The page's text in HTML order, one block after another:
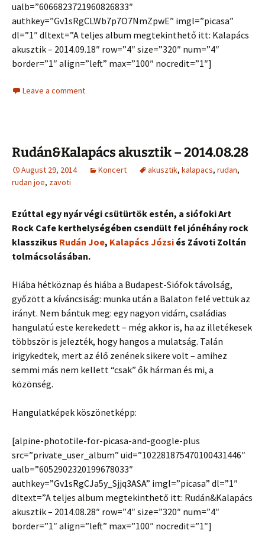
ualb=”6066823721960826833″
authkey=”Gv1sRgCLWb7p7O7NmZpwE” imgl=”picasa”
dl=”1″ dltext=”A teljes album megtekinthető itt: Kalapács
akusztik – 2014.09.18″ row=”4″ size=”320″ num=”4″
border=”1″ align=”left” max=”100″ nocredit=”1″]
Leave a comment
Rudán&Kalapács akusztik – 2014.08.28
August 29, 2014 Koncert akusztik, kalapacs, rudan,
rudan joe, zavoti
Ezúttal egy nyár végi csütürtök estén, a siófoki Art
Rock Cafe kerthelységében csendült fel jónéhány rock
klasszikus Rudán Joe, Kalapács Józsi és Závoti Zoltán
tolmácsolásában.
Hiába hétköznap és hiába a Budapest-Siófok távolság,
győzött a kíváncsiság: munka után a Balaton felé vettük az
irányt. Nem bántuk meg: egy nagyon vidám, családias
hangulatú este kerekedett – még akkor is, ha az illetékesek
többször is jelezték, hogy hangos a mulatság. Talán
irigykedtek, mert az élő zenének sikere volt – amihez
semmi más nem kellett “csak” ők hárman és mi, a
közönség.
Hangulatképek köszönetképp:
[alpine-phototile-for-picasa-and-google-plus
src=”private_user_album” uid=”102281875470100431446″
ualb=”6052902320199678033″
authkey=”Gv1sRgCJa5y_Sjjq3ASA” imgl=”picasa” dl=”1″
dltext=”A teljes album megtekinthető itt: Rudán&Kalapács
akusztik – 2014.08.28″ row=”4″ size=”320″ num=”4″
border=”1″ align=”left” max=”100″ nocredit=”1″]